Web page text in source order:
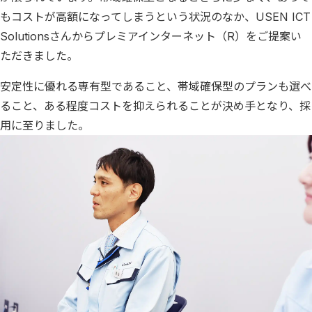
もコストが高額になってしまうという状況のなか、USEN ICT
Solutionsさんからプレミアインターネット（R）をご提案い
ただきました。
安定性に優れる専有型であること、帯域確保型のプランも選べ
ること、ある程度コストを抑えられることが決め手となり、採
用に至りました。